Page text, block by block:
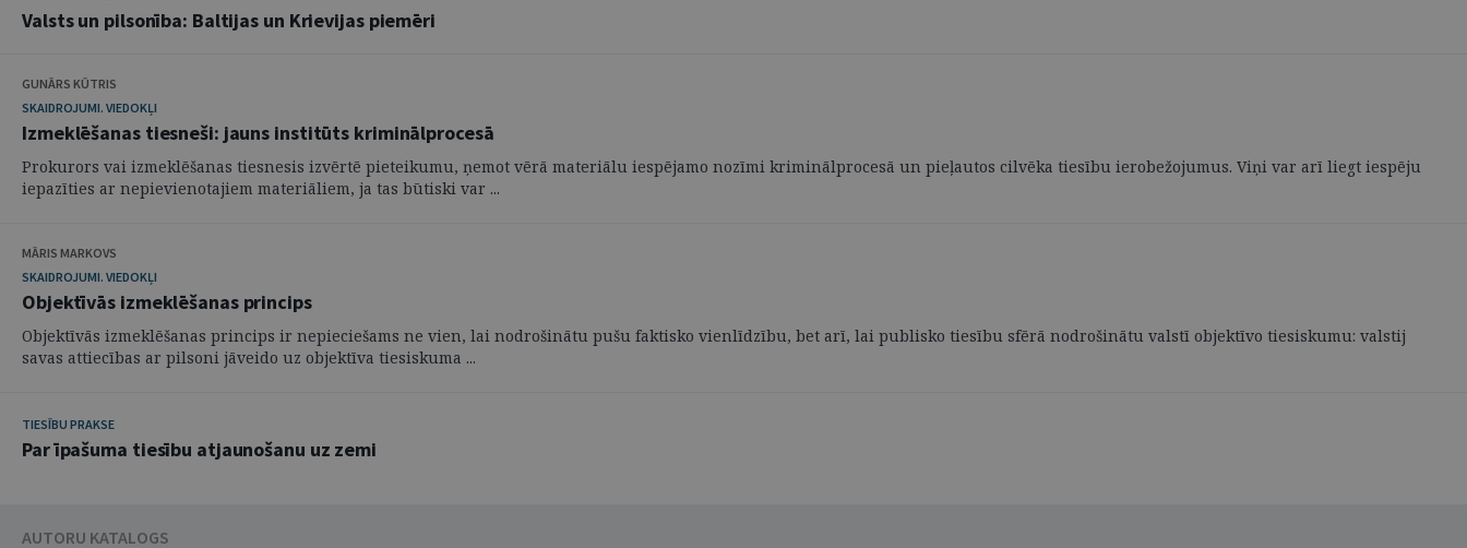
Valsts un pilsonība: Baltijas un Krievijas piemēri
GUNĀRS KŪTRIS
SKAIDROJUMI. VIEDOKĻI
Izmeklēšanas tiesneši: jauns institūts kriminālprocesā
Prokurors vai izmeklēšanas tiesnesis izvērtē pieteikumu, ņemot vērā materiālu iespējamo nozīmi kriminālprocesā un pieļautos cilvēka tiesību ierobežojumus. Viņi var arī liegt iespēju
iepazīties ar nepievienotajiem materiāliem, ja tas būtiski var ...
MĀRIS MARKOVS
SKAIDROJUMI. VIEDOKĻI
Objektīvās izmeklēšanas princips
Objektīvās izmeklēšanas princips ir nepieciešams ne vien, lai nodrošinātu pušu faktisko vienlīdzību, bet arī, lai publisko tiesību sfērā nodrošinātu valstī objektīvo tiesiskumu: valstij
savas attiecības ar pilsoni jāveido uz objektīva tiesiskuma ...
TIESĪBU PRAKSE
Par īpašuma tiesību atjaunošanu uz zemi
AUTORU KATALOGS